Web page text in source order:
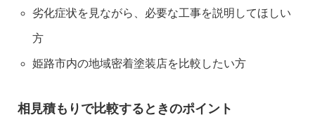
劣化症状を見ながら、必要な工事を説明してほしい
方
姫路市内の地域密着塗装店を比較したい方
相見積もりで比較するときのポイント